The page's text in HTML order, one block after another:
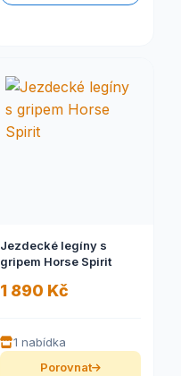
Jezdecké legíny s
gripem Horse Spirit
1 890 Kč
1 nabídka
Porovnat